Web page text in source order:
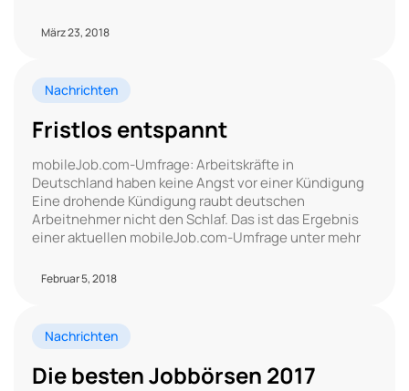
März 23, 2018
Nachrichten
Fristlos entspannt
mobileJob.com-Umfrage: Arbeitskräfte in
Deutschland haben keine Angst vor einer Kündigung
Eine drohende Kündigung raubt deutschen
Arbeitnehmer nicht den Schlaf. Das ist das Ergebnis
einer aktuellen mobileJob.com-Umfrage unter mehr
Februar 5, 2018
Nachrichten
Die besten Jobbörsen 2017